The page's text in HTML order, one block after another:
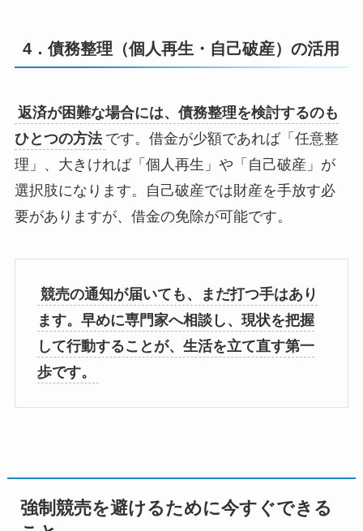
4．債務整理（個人再生・自己破産）の活用
返済が困難な場合には、債務整理を検討するのも
ひとつの方法 です。借金が少額であれば「任意整
理」、大きければ「個人再生」や「自己破産」が
選択肢になります。自己破産では財産を手放す必
要がありますが、借金の免除が可能です。
競売の通知が届いても、まだ打つ手はあり
ます。早めに専門家へ相談し、現状を把握
して行動することが、生活を立て直す第一
歩です。
強制競売を避けるために今すぐできる